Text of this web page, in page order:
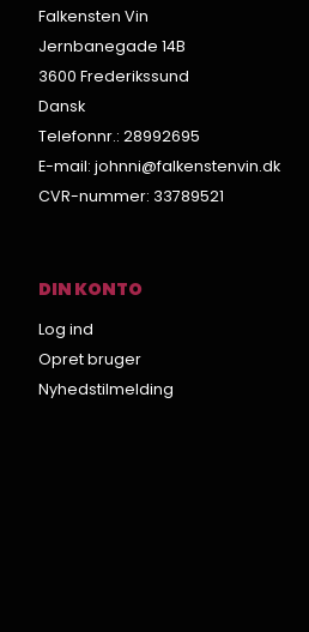
Falkensten Vin
Jernbanegade 14B
3600 Frederikssund
Dansk
Telefonnr.: 28992695
E-mail: johnni@falkenstenvin.dk
CVR-nummer: 33789521
DIN KONTO
Log ind
Opret bruger
Nyhedstilmelding